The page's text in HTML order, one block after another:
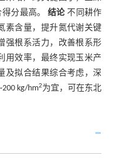
得分最高。结论不同耕作
素含量，提升氮代谢关键
强根系活力，改善根系形
用效率，最终实现玉米产
及拟合结果综合考虑，深
kg/hm2为宜，可在东北